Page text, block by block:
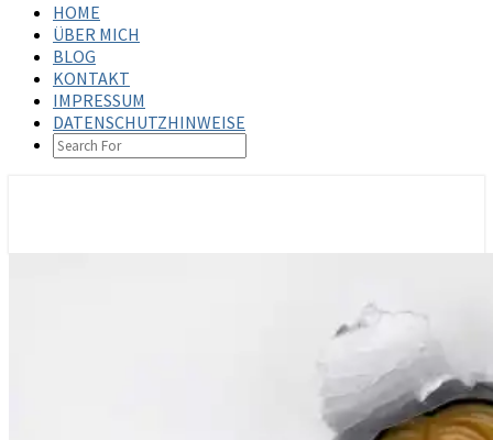
HOME
ÜBER MICH
BLOG
KONTAKT
IMPRESSUM
DATENSCHUTZHINWEISE
SEARCH
ICON